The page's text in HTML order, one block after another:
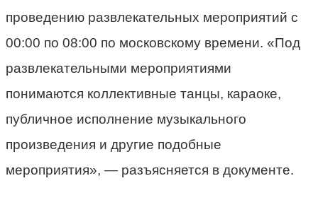
проведению развлекательных мероприятий с
00:00 по 08:00 по московскому времени. «Под
развлекательными мероприятиями
понимаются коллективные танцы, караоке,
публичное исполнение музыкального
произведения и другие подобные
мероприятия», — разъясняется в документе.